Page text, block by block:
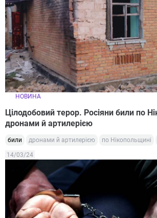
НОВИНА
Цілодобовий терор. Росіяни били по
дронами й артилерією
били дронами й артилерією по Нікопольщині
14/03/24